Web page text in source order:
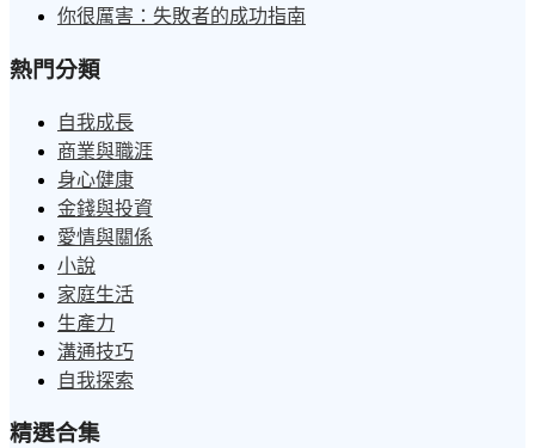
你很厲害：失敗者的成功指南
熱門分類
自我成長
商業與職涯
身心健康
金錢與投資
愛情與關係
小說
家庭生活
生產力
溝通技巧
自我探索
精選合集